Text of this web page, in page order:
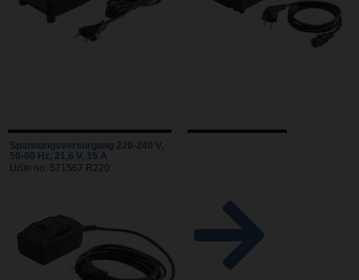
Spannungsversorgung 220-240 V,
50-60 Hz, 21,6 V, 15 A
Ürün no. 571567 R220